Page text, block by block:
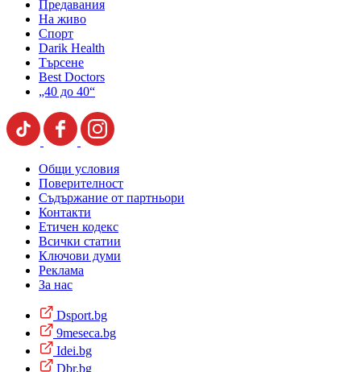
Предавания
На живо
Спорт
Darik Health
Търсене
Best Doctors
„40 до 40“
Общи условия
Поверителност
Съдържание от партньори
Контакти
Етичен кодекс
Всички статии
Ключови думи
Реклама
За нас
Dsport.bg
9meseca.bg
Idei.bg
Dbr.bg